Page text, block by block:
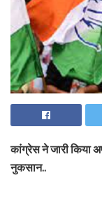
कांग्रेस ने जारी किया
नुकसान..